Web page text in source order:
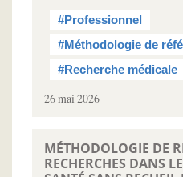
#Professionnel
#Méthodologie de
#Recherche médicale
26 mai 2026
MÉTHODOLOGIE DE
RECHERCHES DANS